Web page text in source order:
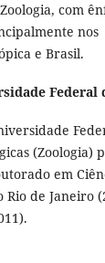
com
nos
e Brasil.
Federal
(Zoologia)
em
de Janeiro